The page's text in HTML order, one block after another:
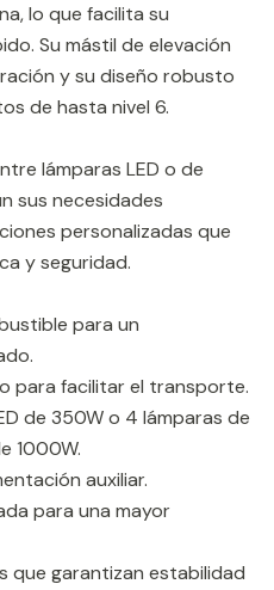
lo que facilita su
Su mástil de elevación
y su diseño robusto
de hasta nivel 6.
lámparas LED o de
sus necesidades
personalizadas que
y seguridad.
para un
para facilitar el transporte.
de 350W o 4 lámparas de
1000W.
auxiliar.
para una mayor
que garantizan estabilidad